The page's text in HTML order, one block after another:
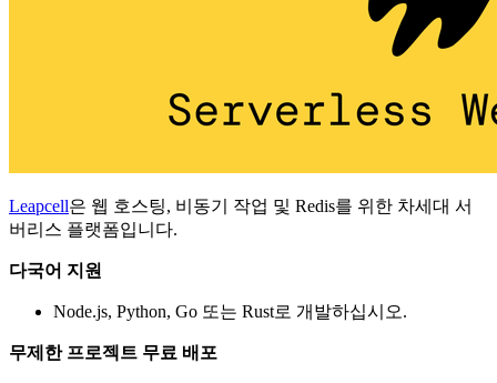
Leapcell은 웹 호스팅, 비동기 작업 및 Redis를 위한 차세대 서
버리스 플랫폼입니다.
다국어 지원
Node.js, Python, Go 또는 Rust로 개발하십시오.
무제한 프로젝트 무료 배포